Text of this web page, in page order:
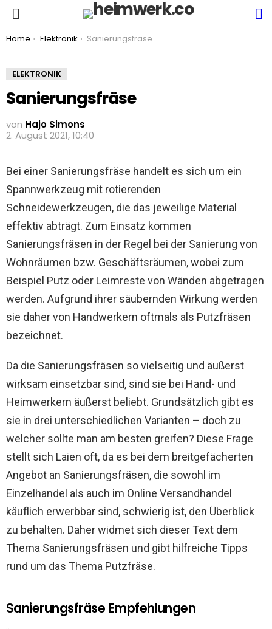
You are here:
Home Elektronik Sanierungsfräse
ELEKTRONIK
Sanierungsfräse
von Hajo Simons
2. August 2021, 10:40
Bei einer Sanierungsfräse handelt es sich um ein
Spannwerkzeug mit rotierenden
Schneidewerkzeugen, die das jeweilige Material
effektiv abträgt. Zum Einsatz kommen
Sanierungsfräsen in der Regel bei der Sanierung von
Wohnräumen bzw. Geschäftsräumen, wobei zum
Beispiel Putz oder Leimreste von Wänden abgetragen
werden. Aufgrund ihrer säubernden Wirkung werden
sie daher von Handwerkern oftmals als Putzfräsen
bezeichnet.
Da die Sanierungsfräsen so vielseitig und äußerst
wirksam einsetzbar sind, sind sie bei Hand- und
Heimwerkern äußerst beliebt. Grundsätzlich gibt es
sie in drei unterschiedlichen Varianten – doch zu
welcher sollte man am besten greifen? Diese Frage
stellt sich Laien oft, da es bei dem breitgefächerten
Angebot an Sanierungsfräsen, die sowohl im
Einzelhandel als auch im Online Versandhandel
käuflich erwerbbar sind, schwierig ist, den Überblick
zu behalten. Daher widmet sich dieser Text dem
Thema Sanierungsfräsen und gibt hilfreiche Tipps
rund um das Thema Putzfräse.
Sanierungsfräse Empfehlungen